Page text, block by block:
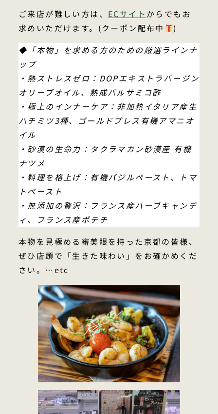
ご来店が難しい方は、 ECサイト からでもお
求めいただけます。(クーポン配布中
)
◆「本物」を求める方のための厳選ラインナ
ップ
・熱ストレスゼロ：DOPエキストラバージン
オリーブオイル、熟成バルサミコ酢
・極上のインナーケア：非加熱イタリア産生
ハチミツ3種、ゴールドプレス有機アマニオ
イル
・砂漠の生命力：タクラマカン砂漠産 有機
ナツメ
・料理を格上げ：有機バジルペースト、トマ
トペースト
・無添加の贅沢：フランス産ハーブキャンデ
ィ、フランス産ポテチ
本物を見極める審美眼を持った京都の皆様、
ぜひ店頭で「生きた味わい」をお確かめくだ
さい。…etc